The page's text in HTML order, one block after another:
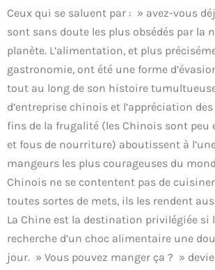
Ceux qui se saluent par : » avez-vous
sont sans doute les plus obsédés par la
planète. L’alimentation, et plus
gastronomie, ont été une forme
tout au long de son histoire
d’entreprise chinois et l’appréciation
fins de la frugalité (les Chinois sont peu
et fous de nourriture) aboutissent à
mangeurs les plus courageuses du
Chinois ne se contentent pas de
toutes sortes de mets, ils les rendent
La Chine est la destination privilégiée si
recherche d’un choc alimentaire une
jour. » Vous pouvez manger ça ? »